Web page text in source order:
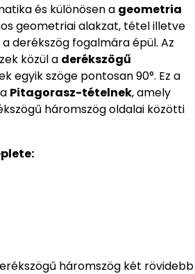
és különösen a geometria
geometriai alakzat, tétel illetve
derékszög fogalmára épül. Az
közül a derékszögű
egyik szöge pontosan 90°. Ez a
Pitagorasz-tételnek, amely
háromszög oldalai közötti
háromszög két rövidebb